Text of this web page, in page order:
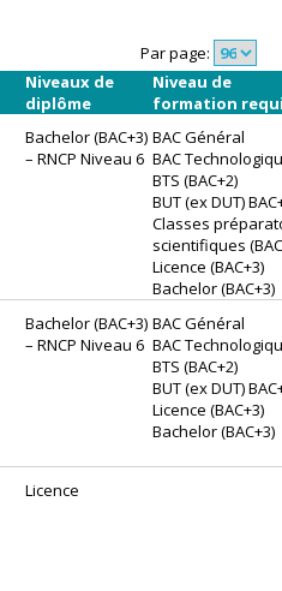
Par page:
Niveaux de
diplôme
Niveau de
formation
Bachelor (BAC+3)
– RNCP Niveau 6
BAC Général
BAC
BTS (BAC+2)
BUT (ex DUT)
Classes
scientifiques
Licence (BAC+3)
Bachelor (BAC+3)
Bachelor (BAC+3)
– RNCP Niveau 6
BAC Général
BAC
BTS (BAC+2)
BUT (ex DUT)
Licence (BAC+3)
Bachelor (BAC+3)
Licence